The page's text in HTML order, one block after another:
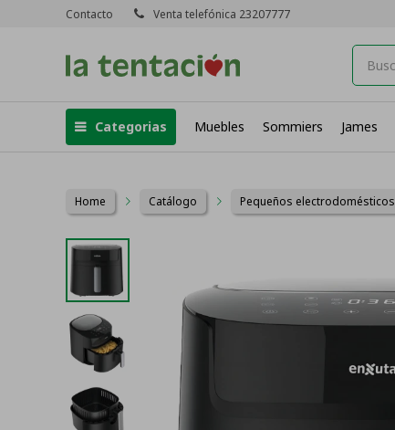
Categorias Muebles Sommiers James
Contacto Venta telefónica 23207777
Home Catálogo Pequeños electrodomésticos